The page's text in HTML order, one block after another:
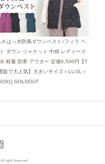
はっ水防風ダウンベスト♪フィラ ベ
ダウン ジャケット 中綿 レディース
軽量 防寒 アウター 定価6,500円【T
販で大人気】大きいサイズ＜LL/3L＞
SOLDOUT